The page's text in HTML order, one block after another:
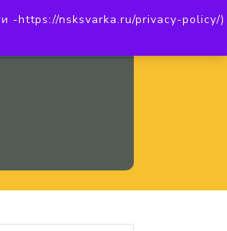
Наш INSTAGRAM
-https://nsksvarka.ru/privacy-policy/)